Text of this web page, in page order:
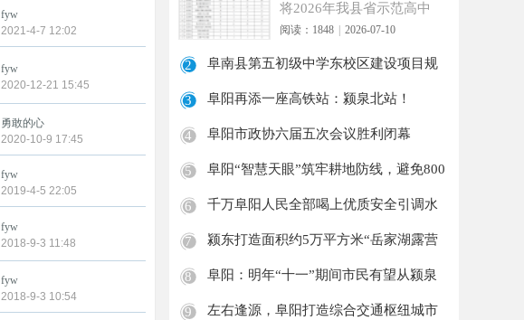
fyw
2021-4-7 12:02
fyw
2020-12-21 15:45
勇敢的心
2020-10-9 17:45
fyw
2019-4-5 22:05
fyw
2018-9-3 11:48
fyw
2018-9-3 10:54
将2026年我县省示范高中
指标到校生分配计划公布如
阅读：1848 2026-07-10
2
阜南县第五初级中学东校区建设项目规
3
阜阳再添一座高铁站：颍泉北站！
4 阜阳市政协六届五次会议胜利闭幕
5
阜阳“智慧天眼”筑牢耕地防线，避免800
6
千万阜阳人民全部喝上优质安全引调水
7
颍东打造面积约5万平方米“岳家湖露营
8
阜阳：明年“十一”期间市民有望从颍泉
9
左右逢源，阜阳打造综合交通枢纽城市